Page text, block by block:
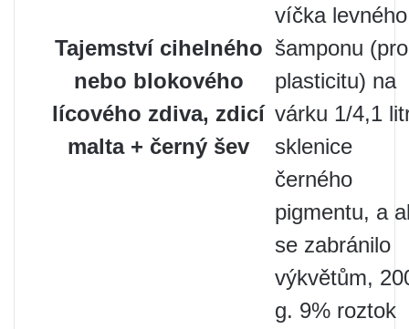
Tajemství cihelného
nebo blokového
lícového zdiva, zdicí
malta + černý šev
víčka levného
šamponu (pro
plasticitu) na
várku 1/4,1
sklenice
černého
pigmentu, a
se zabránilo
výkvětům,
g. 9% roztok